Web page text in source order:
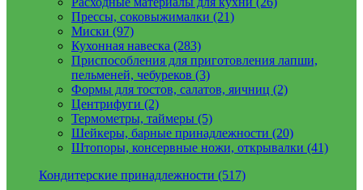
Прессы, соковыжималки (21)
Миски (97)
Кухонная навеска (283)
Приспособления для приготовления лапши,
пельменей, чебуреков (3)
Формы для тостов, салатов, яичниц (2)
Центрифуги (2)
Термометры, таймеры (5)
Шейкеры, барные принадлежности (20)
Штопоры, консервные ножи, открывалки (41)
Кондитерские принадлежности (517)